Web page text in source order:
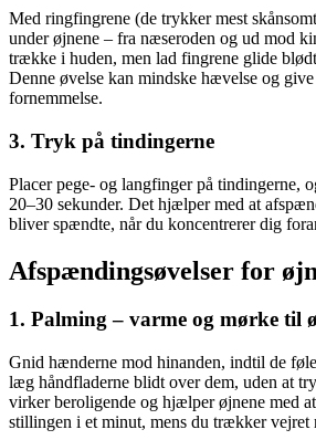
Med ringfingrene (de trykker mest
under øjnene – fra næseroden og ud mod
trække i huden, men lad fingrene glide
Denne øvelse kan mindske hævelse og
fornemmelse.
3. Tryk på tindingerne
Placer pege- og langfinger på tindingerne,
20–30 sekunder. Det hjælper med at
bliver spændte, når du koncentrerer dig
Afspændingsøvelser for
1. Palming – varme og mørke til
Gnid hænderne mod hinanden, indtil de
læg håndfladerne blidt over dem, uden at
virker beroligende og hjælper øjnene med
stillingen i et minut, mens du trækker vejret